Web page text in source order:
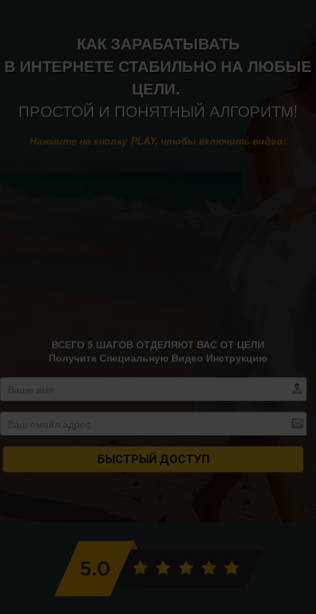
КАК ЗАРАБАТЫВАТЬ
В ИНТЕРНЕТЕ СТАБИЛЬНО НА ЛЮБЫЕ
ЦЕЛИ.
ПРОСТОЙ И ПОНЯТНЫЙ АЛГОРИТМ!
Нажмите на кнопку PLAY, чтобы включить видео:
ВСЕГО 5 ШАГОВ ОТДЕЛЯЮТ ВАС ОТ ЦЕЛИ
Получите Специальную Видео Инструкцию
БЫСТРЫЙ ДОСТУП